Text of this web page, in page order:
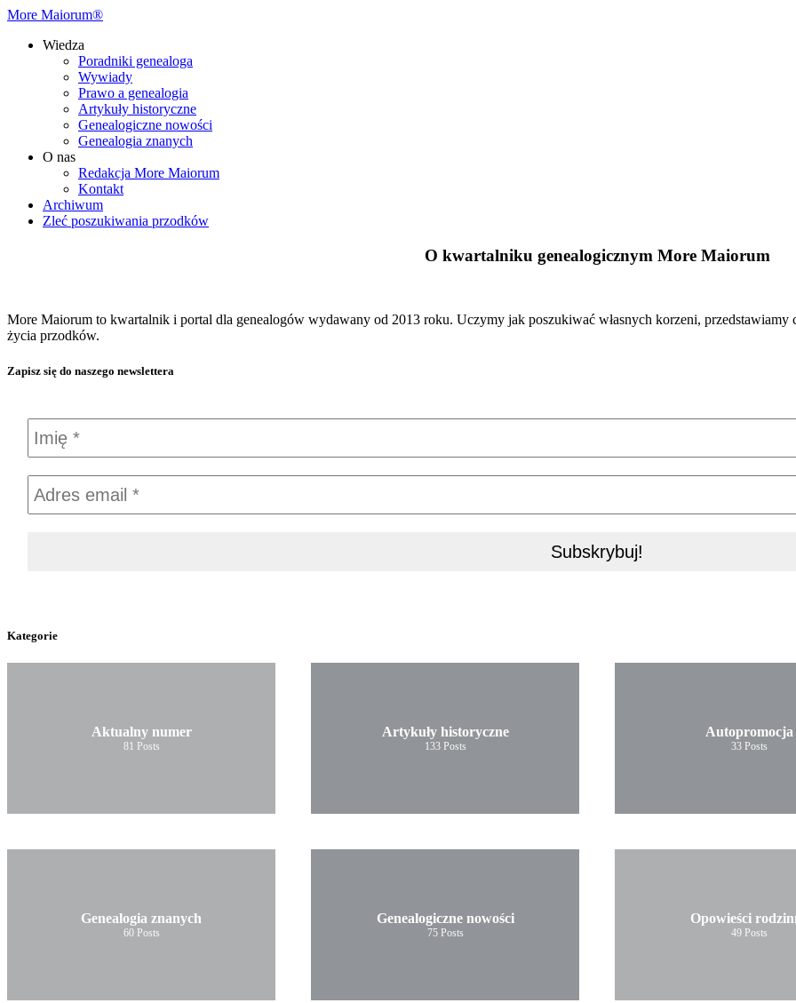
More Maiorum®
Wiedza
Poradniki genealoga
Wywiady
Prawo a genealogia
Artykuły historyczne
Genealogiczne nowości
Genealogia znanych
O nas
Redakcja More Maiorum
Kontakt
Archiwum
Zleć poszukiwania przodków
O kwartalniku genealogicznym More Maiorum
More Maiorum to kwartalnik i portal dla genealogów wydawany od 2013 roku. Uczymy jak poszukiwać własnych korzeni, przedstawiamy
życia przodków.
Zapisz się do naszego newslettera
Kategorie
Aktualny numer
81 Posts
Artykuły historyczne
133 Posts
Autopromocja
33 Posts
Genealogia znanych
60 Posts
Genealogiczne nowości
75 Posts
Opowieści
49 Posts